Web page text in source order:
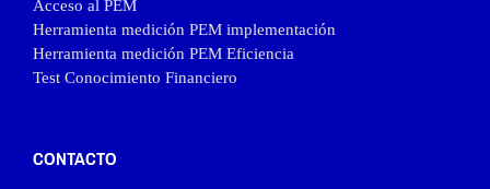
Acceso al PEM
Herramienta medición PEM implementación
Herramienta medición PEM Eficiencia
Test Conocimiento Financiero
CONTACTO